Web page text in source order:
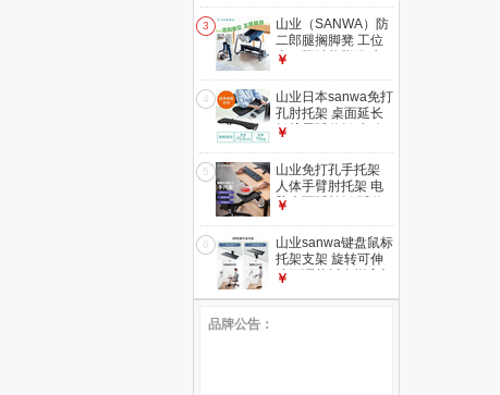
款】-PU皮-可调角
度|刹车轮-黑色
3
山业（SANWA）防
二郎腿搁脚凳 工位
桌下脚踏垫脚凳 办
休腿托 【无极角度
调节】【高度可
调】-100-FR023
￥
4
山业日本sanwa免打
孔肘托架 桌面延长
板扩展延伸板 办公
架 缓解手臂压力
005-加长 755mm
￥
5
山业免打孔手托架
人体手臂肘托架 电
脑桌面延长板 延伸
肘托板【夹取高度
15-50mm】
￥
6
山业sanwa键盘鼠标
托架支架 旋转可伸
缩可调节托台增高架
￥
品牌公告：